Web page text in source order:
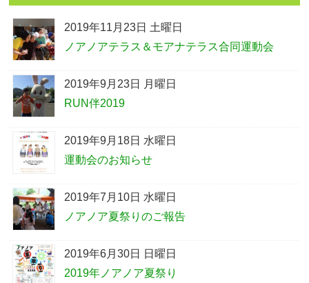
2019年11月23日 土曜日
ノアノアテラス＆モアナテラス合同運動会
2019年9月23日 月曜日
RUN伴2019
2019年9月18日 水曜日
運動会のお知らせ
2019年7月10日 水曜日
ノアノア夏祭りのご報告
2019年6月30日 日曜日
2019年ノアノア夏祭り